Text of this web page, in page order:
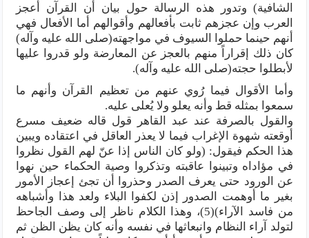
الشافية) وتدور هذه الرسالة حول بيان أن القرآن أعجز
العرب وإن عجزهم ثابت بأفعالهم وأقوالهم أما الأفعال فهي
أنهم حينما حملوا السيوف في مواجهته(صلى الله عليه وآله)
كان ذلك إقراراً منهم بالعجز عن المعارضة ولو قدروا عليها
لأبطلوا حجته(صلى الله عليه وآله).
وأما الأقوال فيما رُوي عنهم من تعظيم القرآن وأنهم ما
سمعوا بمثله قط وأنه يعلو ولا يُعلى عليه.
والقول بالصرفة عند عبد القاهر قول قاله ضعيف مسرع
أوقعته شهوة الإغراب فيما لا يعذر العاقل في اعتقاده ويبين
هذا الحكم فيقول: (ولو كان الناس إذا عنّ لهم القول نظروا
في مؤاداه وتبينوا عاقبته وتذكروا وصية الحكماء حين نهوا
عن الورود حتى يعرف الصدر وحذروا أن تجئ إعجاز الأمور
بغير ما أوهمت الصدور إذن لكفوا البلاء ولعد هذا وأشباهه
من فاسد الآراء)(5)، وهذا الكلام ناظر إلى وصف الجاحظ
لتولد آراء النظام وانبعاثها في نفسه وأنه كان يظن الظن ثم